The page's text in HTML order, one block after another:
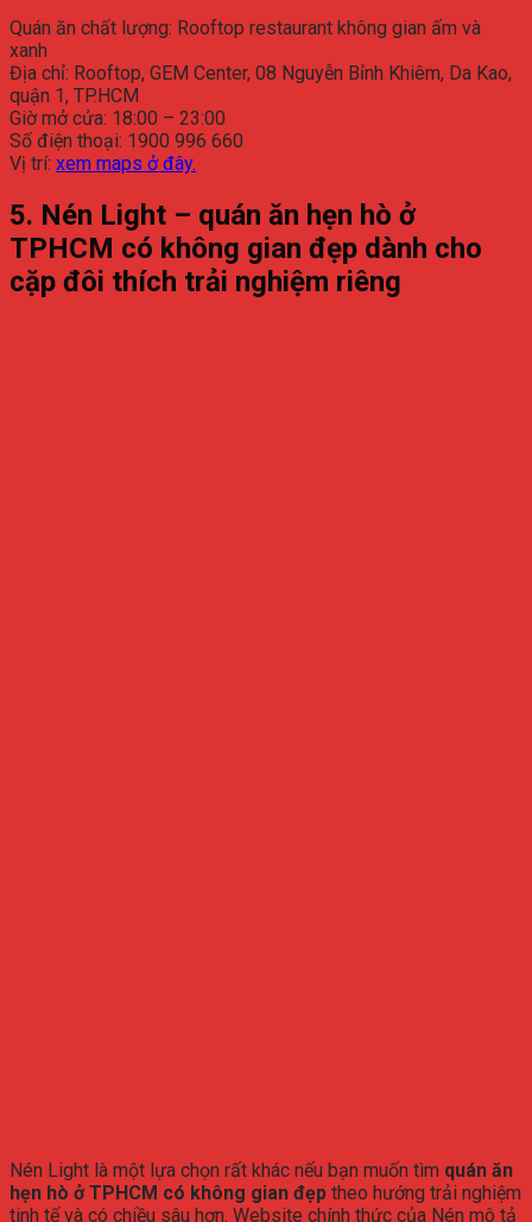
Quán ăn chất lượng: Rooftop restaurant không gian ấm và
xanh
Địa chỉ: Rooftop, GEM Center, 08 Nguyễn Bỉnh Khiêm, Da Kao,
quận 1, TP.HCM
Giờ mở cửa: 18:00 – 23:00
Số điện thoại: 1900 996 660
Vị trí: xem maps ở đây.
5. Nén Light – quán ăn hẹn hò ở
TPHCM có không gian đẹp dành cho
cặp đôi thích trải nghiệm riêng
Nén Light là một lựa chọn rất khác nếu bạn muốn tìm quán ăn
hẹn hò ở TPHCM có không gian đẹp theo hướng trải nghiệm
tinh tế và có chiều sâu hơn. Website chính thức của Nén mô tả